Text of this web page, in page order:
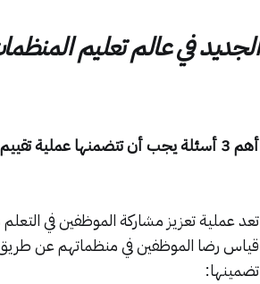
الجديد في عالم تعليم
أهم 3 أسئلة يجب أن تتضمنها عملية تقييم أداء قسم التعلم والتطوير
تعد عملية تعزيز مشاركة الموظفين في
تضمينها: